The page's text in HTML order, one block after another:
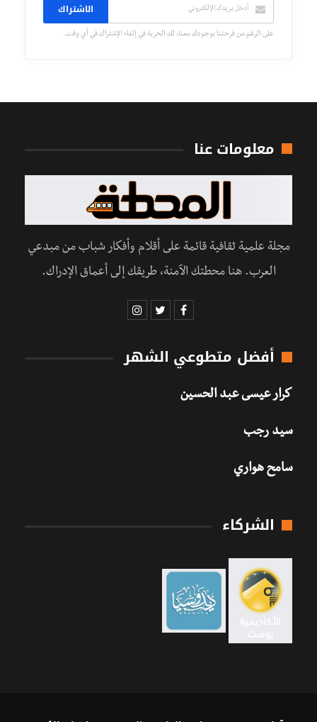
الاشتراك
على الرغم من فرحتنا بوجودك معنا، لك الحرية في إلغاء الإشتراك في أي وقت.
معلومات عنا
مجلة علمية ثقافية قائمة على أقلام وأفكار شباب من مبدعي
العرب. هنا محطتك الآمنة، طريقك إلى أعماق الإدراك.
أفضل متطوعي الشهر
كرار عيسى عبد الحسين
سيد رجب
سامح هواري
الشركاء